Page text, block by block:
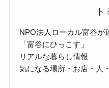
ト
NPO法人ローカル富谷が
「富谷にひっこす」
リアルな暮らし情報
気になる場所・お店・人